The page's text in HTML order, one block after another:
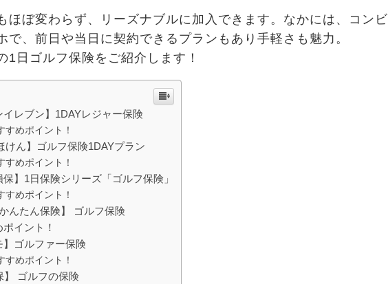
ほぼ変わらず、リーズナブルに加入できます。なかには、コンビ
で、前日や当日に契約できるプランもあり手軽さも魅力。
1日ゴルフ保険をご紹介します！
イレブン】1DAYレジャー保険
すめポイント！
けん】ゴルフ保険1DAYプラン
すめポイント！
保】1日保険シリーズ「ゴルフ保険」
すめポイント！
かんたん保険】 ゴルフ保険
イント！
】ゴルファー保険
すめポイント！
】 ゴルフの保険